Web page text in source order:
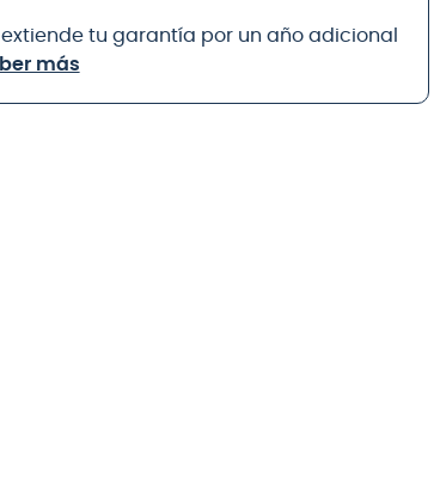
extiende tu garantía por un año adicional
más